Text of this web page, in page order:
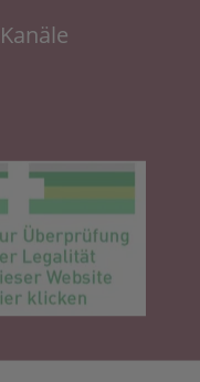
Tab)
Tab)